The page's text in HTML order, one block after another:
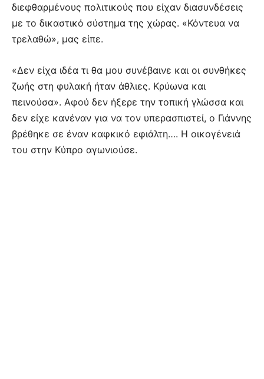
διεφθαρμένους πολιτικούς που είχαν διασυνδέσεις
με το δικαστικό σύστημα της χώρας. «Κόντευα να
τρελαθώ», μας είπε.
«Δεν είχα ιδέα τι θα μου συνέβαινε και οι συνθήκες
ζωής στη φυλακή ήταν άθλιες. Κρύωνα και
πεινούσα». Αφού δεν ήξερε την τοπική γλώσσα και
δεν είχε κανέναν για να τον υπερασπιστεί, ο Γιάννης
βρέθηκε σε έναν καφκικό εφιάλτη…. Η οικογένειά
του στην Κύπρο αγωνιούσε.